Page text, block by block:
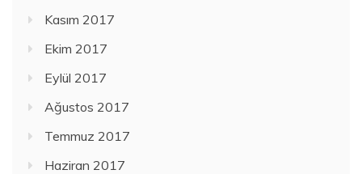
Kasım 2017
Ekim 2017
Eylül 2017
Ağustos 2017
Temmuz 2017
Haziran 2017